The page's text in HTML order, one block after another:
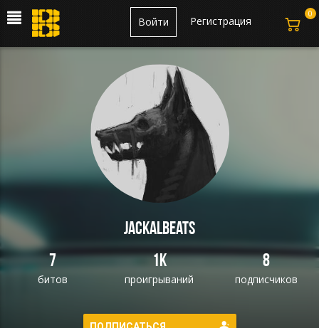
Регистрация
Войти
Jackalbeats
7
битов
1K
проигрываний
8
подписчиков
0